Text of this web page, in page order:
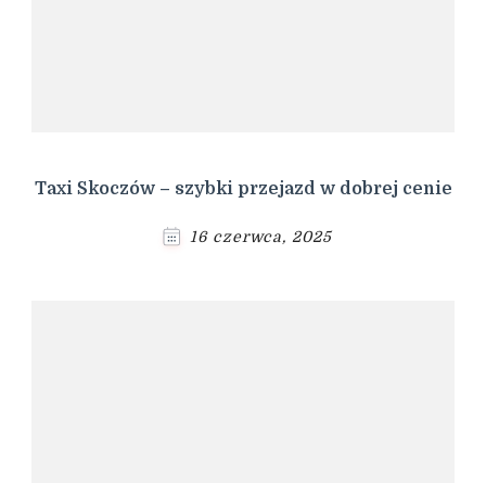
Taxi Skoczów – szybki przejazd w dobrej cenie
16 czerwca, 2025